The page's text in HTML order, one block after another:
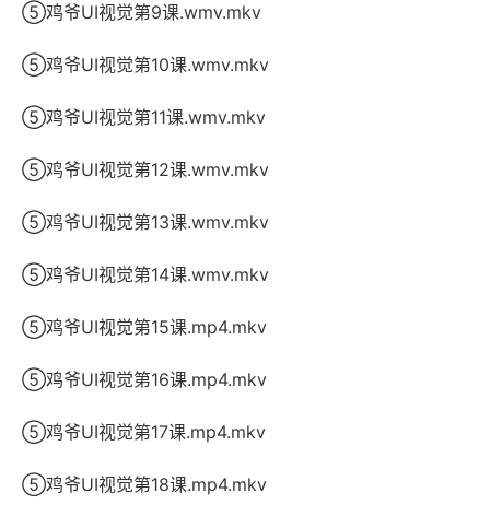
⑤鸡爷UI视觉第9课.wmv.mkv
⑤鸡爷UI视觉第10课.wmv.mkv
⑤鸡爷UI视觉第11课.wmv.mkv
⑤鸡爷UI视觉第12课.wmv.mkv
⑤鸡爷UI视觉第13课.wmv.mkv
⑤鸡爷UI视觉第14课.wmv.mkv
⑤鸡爷UI视觉第15课.mp4.mkv
⑤鸡爷UI视觉第16课.mp4.mkv
⑤鸡爷UI视觉第17课.mp4.mkv
⑤鸡爷UI视觉第18课.mp4.mkv